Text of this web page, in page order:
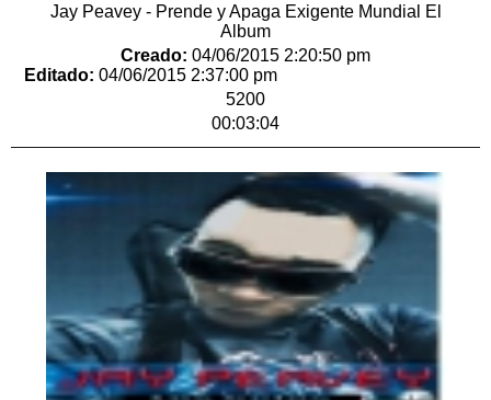
Jay Peavey - Prende y Apaga Exigente Mundial El
Album
Creado: 04/06/2015 2:20:50 pm
Editado: 04/06/2015 2:37:00 pm
5200
00:03:04